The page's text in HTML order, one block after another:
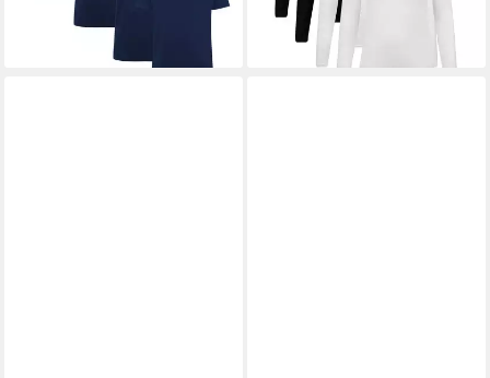
lieferbar - in 2-3 Werktagen bei dir lieferbar - in 2-3 Werktagen bei dir